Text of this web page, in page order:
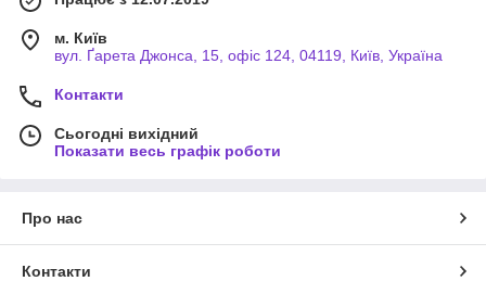
м. Київ
вул. Ґарета Джонса, 15, офіс 124, 04119, Київ, Україна
Контакти
Сьогодні вихідний
Показати весь графік роботи
Про нас
Контакти